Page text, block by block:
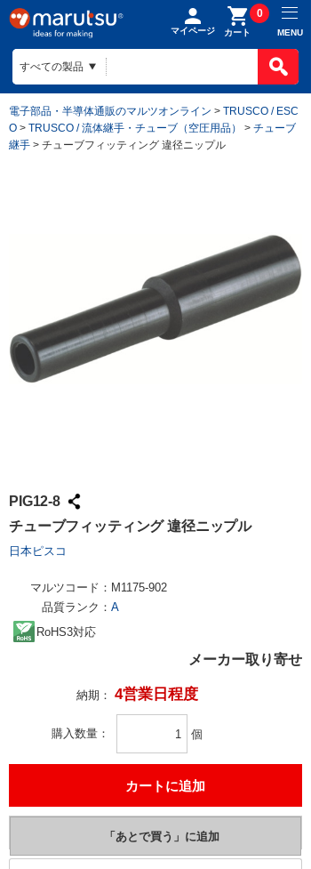
マイページ カート
0
MENU
電子部品・半導体通販のマルツオンライン > TRUSCO / ESC
O > TRUSCO / 流体継手・チューブ（空圧用品） > チューブ
継手 > チューブフィッティング 違径ニップル
PIG12-8
チューブフィッティング 違径ニップル
日本ピスコ
マルツコード： M1175-902
品質ランク： A
RoHS3対応
メーカー取り寄せ
納期： 4営業日程度
購入数量 個